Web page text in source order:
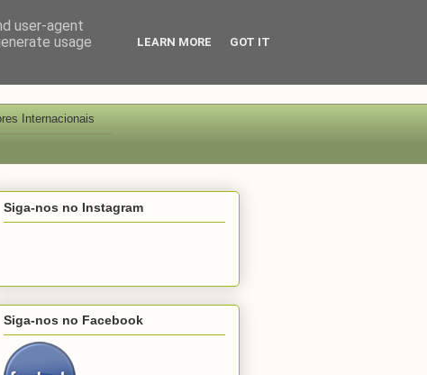
Internacionais
Siga-nos no Instagram
Siga-nos no Facebook
user-agent
usage
LEARN MORE GOT IT